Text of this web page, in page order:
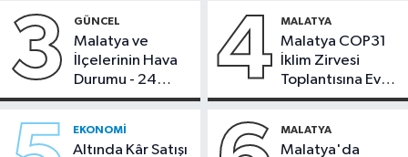
3 GÜNCEL
Malatya ve
İlçelerinin Hava
Durumu - 24
Temmuz 2026
4 MALATYA
Malatya COP31
İklim Zirvesi
Toplantısına Ev
Sahipliği Yaptı
EKONOMI
Altında Kâr Satışı
MALATYA
Malatya'da